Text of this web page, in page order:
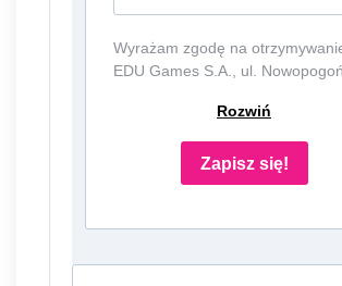
Wyrażam zgodę na
EDU Games S.A., ul.
6252475036, KRS: 0000861152,
REGON: 387109330 (dalej jako
"Administrator") newslettera, czyli
informacji o tematyce związanej z
handlowych lub/ i reklamowych
Rozwiń
Zapisz się!